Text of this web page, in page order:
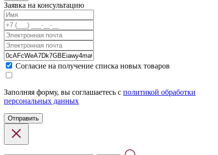
Заявка на консультацию
Cогласие на получение списка новых товаров
Заполняя форму, вы соглашаетесь с политикой обработки
персональных данных
Отправить